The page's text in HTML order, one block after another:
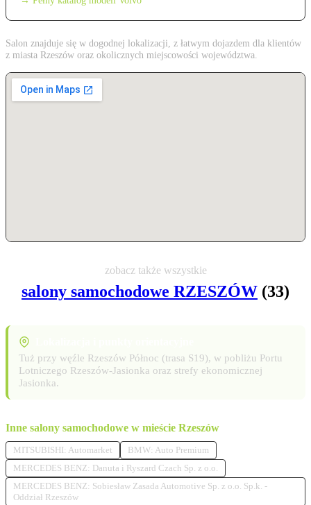
Salon znajduje się w dogodnej lokalizacji, z łatwym dojazdem dla klientów
z miasta Rzeszów oraz okolicznych miejscowości województwa.
zobacz także wszystkie
salony samochodowe RZESZÓW (33)
Tuż przy węźle Rzeszów Północ (trasa S19), w pobliżu Portu
Lotniczego Rzeszów-Jasionka oraz strefy ekonomicznej
Jasionka.
Inne salony samochodowe w mieście Rzeszów
MITSUBISHI: Automarket
BMW: Auto Premium
MERCEDES BENZ: Danuta i Ryszard Czach Sp. z o.o.
MERCEDES BENZ: Sobiesław Zasada Automotive Sp. z o.o. Sp.k. -
Oddział Rzeszów